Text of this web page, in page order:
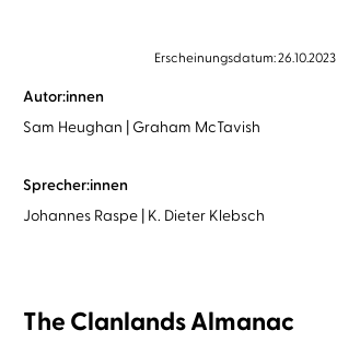
Erscheinungsdatum: 26.10.2023
Autor:innen
Sam Heughan Graham McTavish
Sprecher:innen
Johannes Raspe K. Dieter Klebsch
The Clanlands Almanac